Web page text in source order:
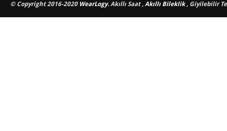
© Copyright 2016-2020 WearLogy. Akıllı Saat , Akıllı Bileklik, Giyilebilir